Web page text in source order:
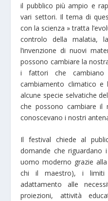
il pubblico più ampio e
vari settori. Il tema di
con la scienza » tratta
controlo della malatia,
l’invenzione di nuovi
possono cambiare la
i fattori che
cambiamento climatico e
alcune specie selvatiche
che possono cambiare
conoscevano i nostri
Il festival chiede al
domande che riguardano
uomo moderno grazie
chi il maestro), i limiti
adattamento alle
proiezioni, attività